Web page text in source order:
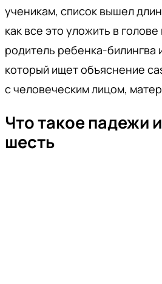
ученикам, список вышел
как все это уложить в
родитель ребенка-билингва
который ищет объяснение
с человеческим лицом,
Что такое падежи
шесть